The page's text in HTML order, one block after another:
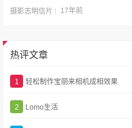
摄影志明信片 17年前
热评文章
1 轻松制作宝丽来相机成相效果
2 Lomo生活